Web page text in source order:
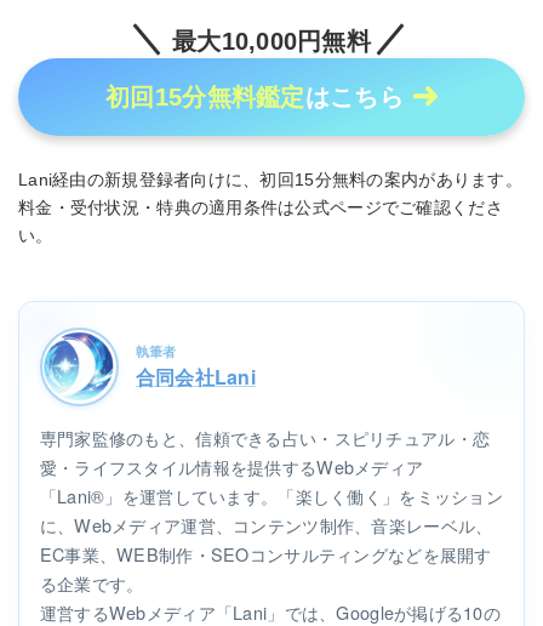
最大10,000円無料
初回15分無料鑑定はこちら
Lani経由の新規登録者向けに、初回15分無料の案内があります。
料金・受付状況・特典の適用条件は公式ページでご確認くださ
い。
執筆者
合同会社Lani
専門家監修のもと、信頼できる占い・スピリチュアル・恋
愛・ライフスタイル情報を提供するWebメディア
「Lani®」を運営しています。「楽しく働く」をミッション
に、Webメディア運営、コンテンツ制作、音楽レーベル、
EC事業、WEB制作・SEOコンサルティングなどを展開す
る企業です。
運営するWebメディア「Lani」では、Googleが掲げる10の